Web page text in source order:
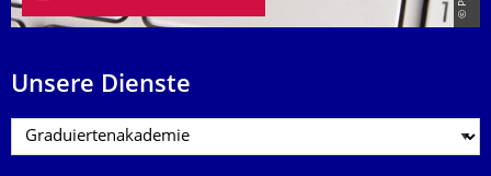
Unsere Dienste